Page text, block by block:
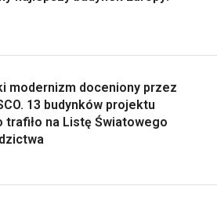
modernizm doceniony przez
13 budynków projektu
trafiło na Listę Światowego